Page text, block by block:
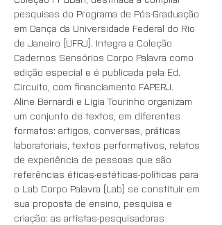
pesquisas do Programa de Pós-Graduação
em Dança da Universidade Federal do Rio
de Janeiro (UFRJ). Integra a Coleção
Cadernos Sensórios Corpo Palavra como
edição especial e é publicada pela Ed.
Circuito, com financiamento FAPERJ.
Aline Bernardi e Ligia Tourinho organizam
um conjunto de textos, em diferentes
formatos: artigos, conversas, práticas
laboratoriais, textos performativos, relatos
de experiência de pessoas que são
referências éticas-estéticas-políticas para
o Lab Corpo Palavra (Lab) se constituir em
sua proposta de ensino, pesquisa e
criação: as artistas-pesquisadoras